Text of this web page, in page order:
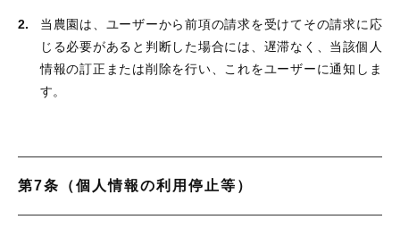
当農園は、ユーザーから前項の請求を受けてその請求に応
じる必要があると判断した場合には、遅滞なく、当該個人
情報の訂正または削除を行い、これをユーザーに通知しま
す。
第7条（個人情報の利用停止等）